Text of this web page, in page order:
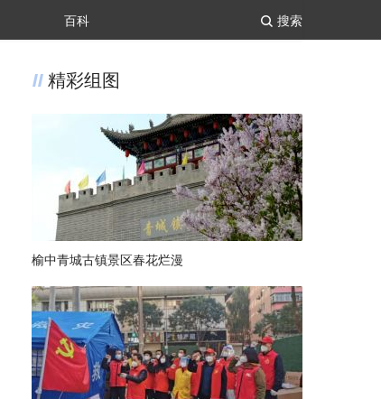
搜索
百科
精彩组图
榆中青城古镇景区春花烂漫